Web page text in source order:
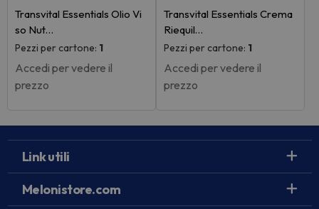
Transvital Essentials Olio Vi
so Nut…
Pezzi per cartone: 1
Accedi per vedere il
prezzo
Transvital Essentials Crema
Riequil…
Pezzi per cartone: 1
Accedi per vedere il
prezzo
Link utili
Melonistore.com